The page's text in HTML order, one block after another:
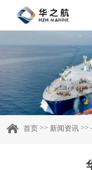
首页 >> 新闻资讯 >>